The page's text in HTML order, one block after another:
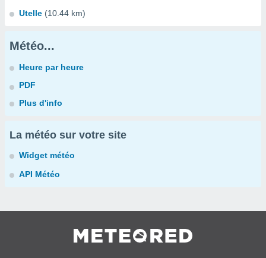
Utelle (10.44 km)
Météo...
Heure par heure
PDF
Plus d'info
La météo sur votre site
Widget météo
API Météo